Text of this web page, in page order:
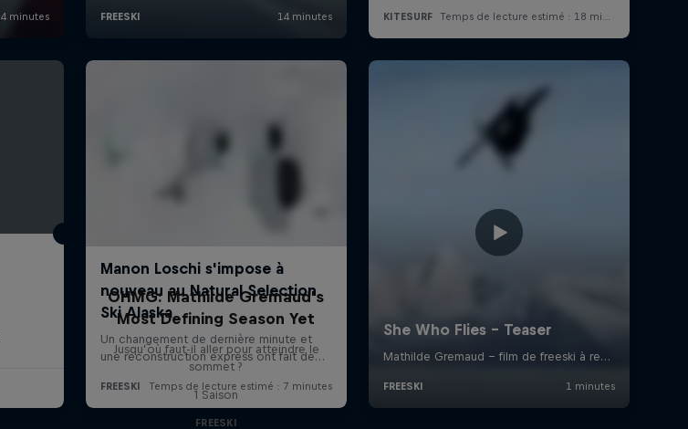
OHMG: Mathilde Gremaud's
Most Defining Season Yet
Jusqu’où faut-il aller pour atteindre le
sommet ?
1 Saison
FREESKI